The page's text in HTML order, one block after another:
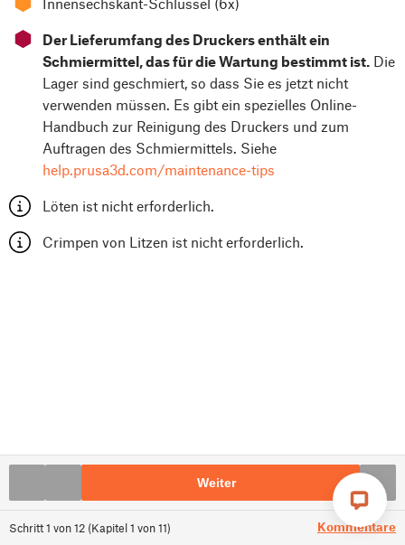
Schritt1 von12 (Kapitel1 von11) Kommentare
⬢
Der Lieferumfang des Druckers enthält ein
Schmiermittel, das für die Wartung bestimmt ist. Die
Lager sind geschmiert, so dass Sie es jetzt nicht
verwenden müssen. Es gibt ein spezielles Online-
Handbuch zur Reinigung des Druckers und zum
Auftragen des Schmiermittels. Siehe
help.prusa3d.com/maintenance-tips
Löten ist nicht erforderlich.
Crimpen von Litzen ist nicht erforderlich.
Weiter